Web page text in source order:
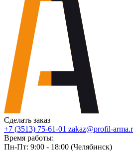
Сделать заказ
+7 (3513) 75-61-01 zakaz@profil-
Время работы:
Пн-Пт: 9:00 - 18:00 (Челябинск)